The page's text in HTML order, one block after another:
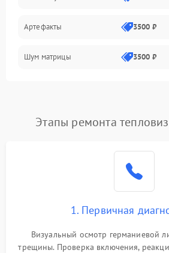
Матрица
Проблемы питания
Сбои коммуникаций и интерфейсов
Экран (дисплей)
Артефакты 3500 ₽
Шум матрицы 3500 ₽
Этапы ремонта
1. Первичная
Визуальный осмотр германиевой
трещины. Проверка включения,